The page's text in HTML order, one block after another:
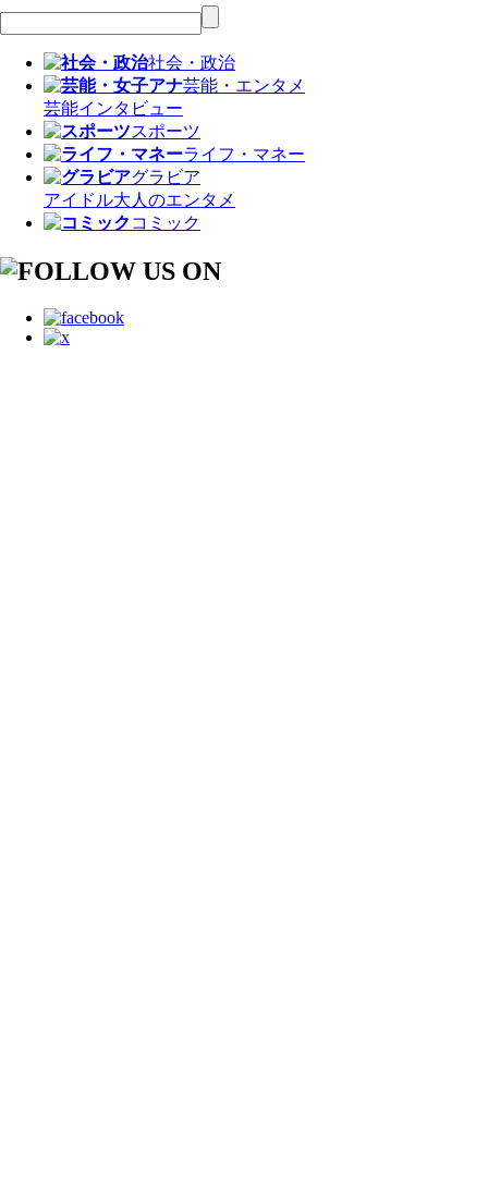
社会・政治
芸能・エンタメ
芸能インタビュー
スポーツ
ライフ・マネー
グラビア
アイドル大人のエンタメ
コミック